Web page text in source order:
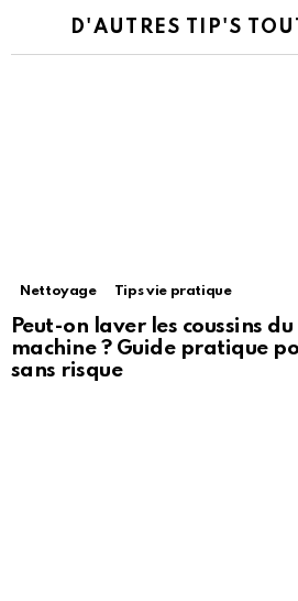
D'AUTRES TIP'S
Nettoyage Tips vie pratique
Peut-on laver les coussins
machine ? Guide pratique
sans risque